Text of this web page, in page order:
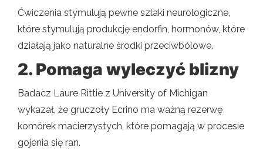
Ćwiczenia stymulują pewne szlaki neurologiczne,
które stymulują produkcję endorfin, hormonów, które
działają jako naturalne środki przeciwbólowe.
2. Pomaga wyleczyć blizny
Badacz Laure Rittie z University of Michigan
wykazał, że gruczoły Ecrino ma ważną rezerwę
komórek macierzystych, które pomagają w procesie
gojenia się ran.